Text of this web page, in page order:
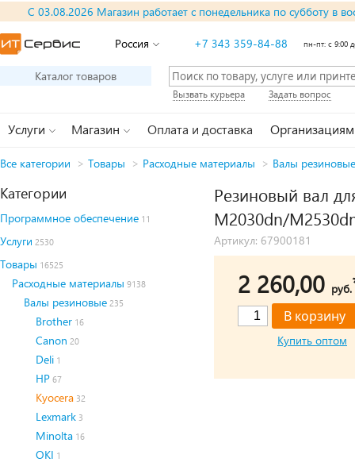
С 03.08.2026 Магазин работает с понедельника по субботу в
Россия +7 343 359-84-88 пн-пт: с 9:00
Каталог товаров
Вызвать курьера Задать вопрос
Услуги Магазин Оплата и доставка Организациям
Все категории > Товары > Расходные материалы > Валы резиновые
Категории
Программное обеспечение 11
Услуги 2530
Товары 16525
Расходные материалы 9138
Валы резиновые 235
Brother 16
Canon 20
Deli 1
HP 67
Kyocera 32
Lexmark 3
Minolta 16
OKI 1
Резиновый вал
M2030dn/
Артикул: 67900181
2 260,00 руб.
Купить оптом